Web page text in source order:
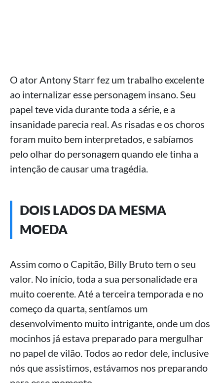
O ator Antony Starr fez um trabalho excelente
ao internalizar esse personagem insano. Seu
papel teve vida durante toda a série, e a
insanidade parecia real. As risadas e os choros
foram muito bem interpretados, e sabíamos
pelo olhar do personagem quando ele tinha a
intenção de causar uma tragédia.
DOIS LADOS DA MESMA
MOEDA
Assim como o Capitão, Billy Bruto tem o seu
valor. No início, toda a sua personalidade era
muito coerente. Até a terceira temporada e no
começo da quarta, sentíamos um
desenvolvimento muito intrigante, onde um dos
mocinhos já estava preparado para mergulhar
no papel de vilão. Todos ao redor dele, inclusive
nós que assistimos, estávamos nos preparando